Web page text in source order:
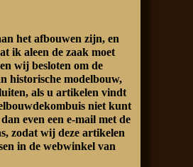
het afbouwen zijn, en
ik aleen de zaak moet
wij besloten om de
historische modelbouw,
als u artikelen vindt
niet kunt
even een e-mail met de
zodat wij deze artikelen
in de webwinkel van